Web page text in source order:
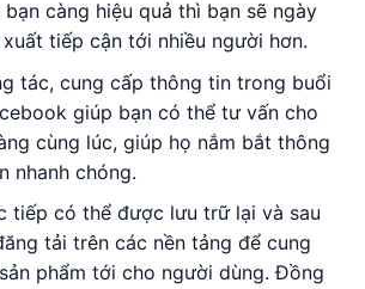
càng hiệu quả thì bạn sẽ ngày
tiếp cận tới nhiều người hơn.
tác, cung cấp thông tin trong buổi
giúp bạn có thể tư vấn cho
cùng lúc, giúp họ nắm bắt thông
nhanh chóng.
tiếp có thể được lưu trữ lại và sau
tải trên các nền tảng để cung
phẩm tới cho người dùng. Đồng